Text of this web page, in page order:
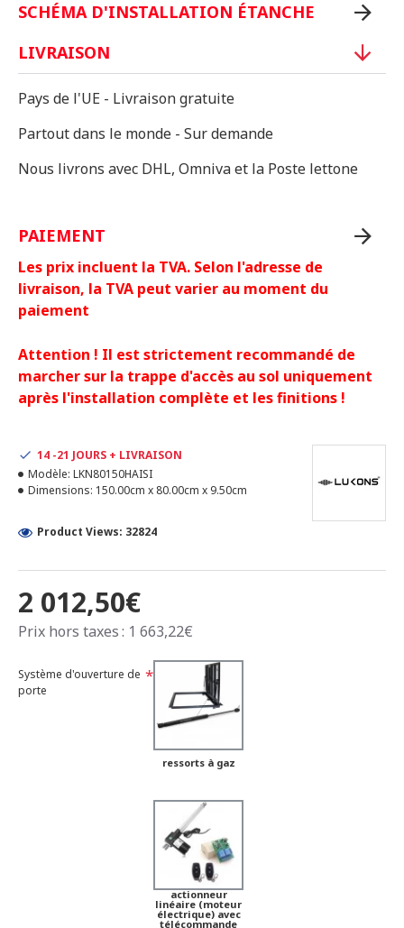
SCHÉMA D'INSTALLATION ÉTANCHE
LIVRAISON
Pays de l'UE - Livraison gratuite
Partout dans le monde - Sur demande
Nous livrons avec DHL, Omniva et la Poste lettone
PAIEMENT
Les prix incluent la TVA. Selon l'adresse de
livraison, la TVA peut varier au moment du
paiement
Attention ! Il est strictement recommandé de
marcher sur la trappe d'accès au sol uniquement
après l'installation complète et les finitions !
2 012,50€
Prix hors taxes : 1 663,22€
14 -21 JOURS + LIVRAISON
Modèle: LKN80150HAISI
Dimensions: 150.00cm x 80.00cm x 9.50cm
Product Views: 32824
Système d'ouverture de
porte
ressorts à gaz
actionneur
linéaire (moteur
électrique) avec
télécommande